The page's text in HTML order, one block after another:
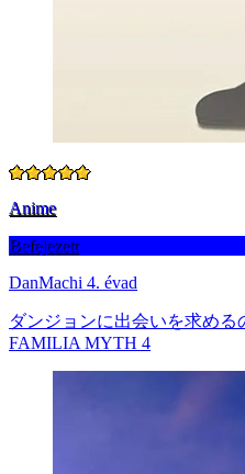
Anime
Befejezett
DanMachi 4. évad
ダンジョンに出会いを求め
FAMILIA MYTH 4